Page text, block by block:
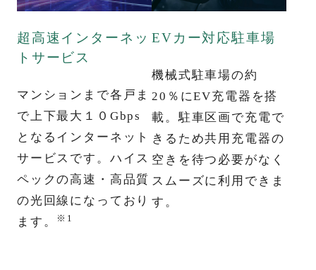
超高速インターネッ
トサービス
マンションまで各戸ま
で上下最大１０Gbps
となるインターネット
サービスです。ハイス
ペックの高速・高品質
の光回線になっており
ます。
※1
EVカー対応駐車場
機械式駐車場の約
20％にEV充電器を搭
載。駐車区画で充電で
きるため共用充電器の
空きを待つ必要がなく
スムーズに利用できま
す。